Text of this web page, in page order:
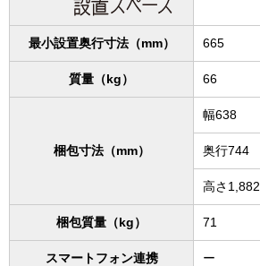
最小設置奥行寸法（mm） 665
質量（kg） 66
梱包寸法（mm）
幅638
奥行744
高さ1,882
梱包質量（kg） 71
スマートフォン連携 ー